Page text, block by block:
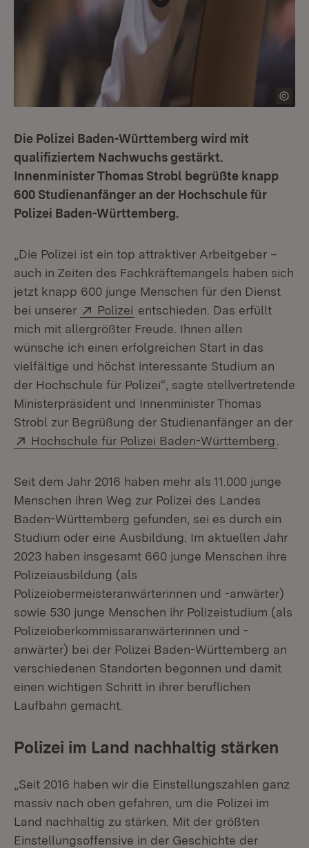
Die Polizei Baden-Württemberg wird mit
qualifiziertem Nachwuchs gestärkt.
Innenminister Thomas Strobl begrüßte knapp
600 Studienanfänger an der Hochschule für
Polizei Baden-Württemberg.
„Die Polizei ist ein top attraktiver Arbeitgeber –
auch in Zeiten des Fachkräftemangels haben sich
jetzt knapp 600 junge Menschen für den Dienst
bei unserer
Extern:
Polizei (Öffnet in neuem Fenster)
entschieden. Das erfüllt
mich mit allergrößter Freude. Ihnen allen
wünsche ich einen erfolgreichen Start in das
vielfältige und höchst interessante Studium an
der Hochschule für Polizei“, sagte stellvertretende
Ministerpräsident und Innenminister Thomas
Strobl zur Begrüßung der Studienanfänger an der
Extern:
Hochschule für Polizei Baden-Württemberg
Seit dem Jahr 2016 haben mehr als 11.000 junge
Menschen ihren Weg zur Polizei des Landes
Baden-Württemberg gefunden, sei es durch ein
Studium oder eine Ausbildung. Im aktuellen Jahr
2023 haben insgesamt 660 junge Menschen ihre
Polizeiausbildung (als
Polizeiobermeisteranwärterinnen und -anwärter)
sowie 530 junge Menschen ihr Polizeistudium (als
Polizeioberkommissaranwärterinnen und -
anwärter) bei der Polizei Baden-Württemberg an
verschiedenen Standorten begonnen und damit
einen wichtigen Schritt in ihrer beruflichen
Laufbahn gemacht.
Polizei im Land nachhaltig stärken
„Seit 2016 haben wir die Einstellungszahlen ganz
massiv nach oben gefahren, um die Polizei im
Land nachhaltig zu stärken. Mit der größten
Einstellungsoffensive in der Geschichte der